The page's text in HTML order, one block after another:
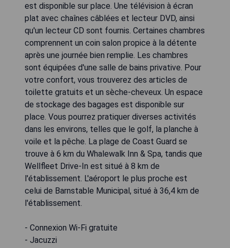
est disponible sur place. Une télévision à écran
plat avec chaînes câblées et lecteur DVD, ainsi
qu'un lecteur CD sont fournis. Certaines chambres
comprennent un coin salon propice à la détente
après une journée bien remplie. Les chambres
sont équipées d'une salle de bains privative. Pour
votre confort, vous trouverez des articles de
toilette gratuits et un sèche-cheveux. Un espace
de stockage des bagages est disponible sur
place. Vous pourrez pratiquer diverses activités
dans les environs, telles que le golf, la planche à
voile et la pêche. La plage de Coast Guard se
trouve à 6 km du Whalewalk Inn & Spa, tandis que
Wellfleet Drive-In est situé à 8 km de
l'établissement. L'aéroport le plus proche est
celui de Barnstable Municipal, situé à 36,4 km de
l'établissement.
- Connexion Wi-Fi gratuite
- Jacuzzi